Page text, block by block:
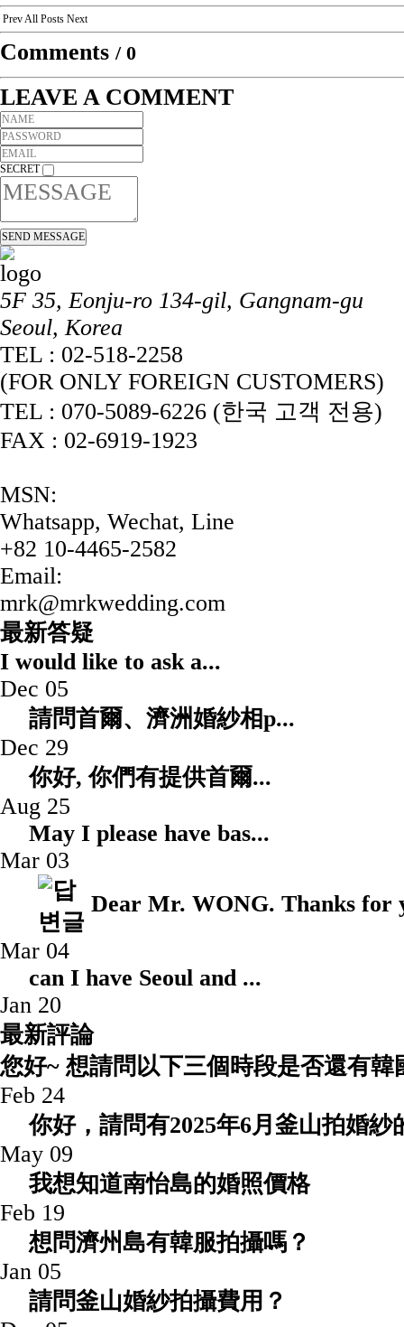
PrevAll Posts Next
Comments /0
LEAVE A COMMENT
SECRET
5F 35, Eonju-ro 134-gil, Gangnam-gu
Seoul, Korea
TEL : 02-518-2258
(FOR ONLY FOREIGN CUSTOMERS)
TEL : 070-5089-6226 (한국 고객 전용)
FAX : 02-6919-1923
MSN:
Whatsapp, Wechat, Line
+82 10-4465-2582
Email:
mrk@mrkwedding.com
最新答疑
I would like to ask
Dec 05
請問首爾、濟洲婚紗
Dec 29
你好, 你們有提供首
Aug 25
May I please have
Mar 03
Dear Mr. WONG. Thanks for
Mar 04
can I have Seoul
Jan 20
最新評論
您好~ 想請問以下三個時段是否還有
Feb 24
你好，請問有2025年6月釜山拍婚
May 09
我想知道南怡島的婚照價格
Feb 19
想問濟州島有韓服拍攝嗎？
Jan 05
請問釜山婚紗拍攝費用？